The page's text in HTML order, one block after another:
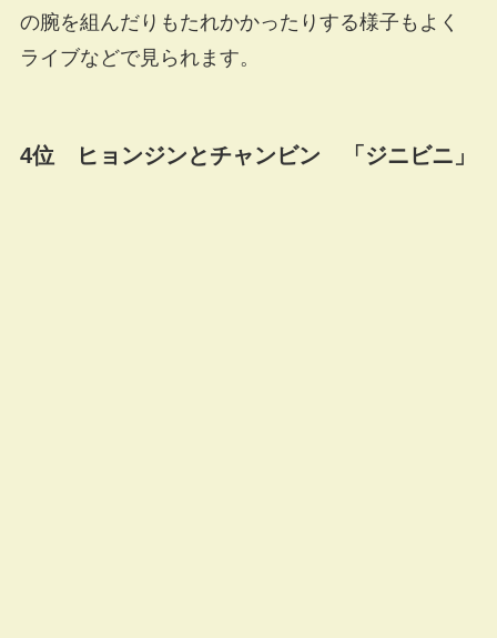
の腕を組んだりもたれかかったりする様子もよく
ライブなどで見られます。
4位 ヒョンジンとチャンビン 「ジニビニ」